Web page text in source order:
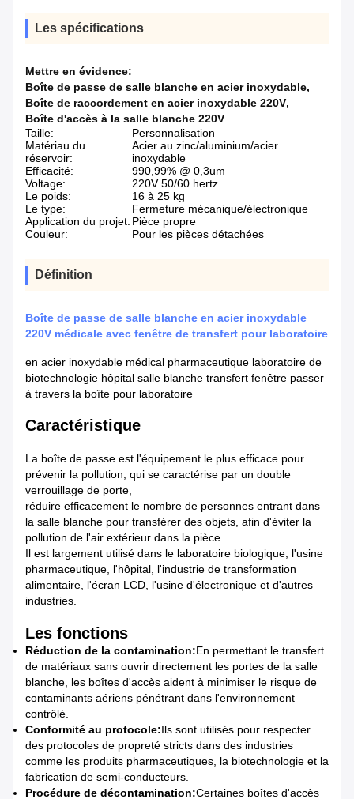
Les spécifications
Mettre en évidence:
Boîte de passe de salle blanche en acier inoxydable,
Boîte de raccordement en acier inoxydable 220V,
Boîte d'accès à la salle blanche 220V
Taille:
Personnalisation
Matériau du
réservoir:
Acier au zinc/aluminium/acier
inoxydable
Efficacité:
990,99% @ 0,3um
Voltage:
220V 50/60 hertz
Le poids:
16 à 25 kg
Le type:
Fermeture mécanique/électronique
Application du projet: Pièce propre
Couleur:
Pour les pièces détachées
Définition
Boîte de passe de salle blanche en acier inoxydable
220V médicale avec fenêtre de transfert pour laboratoire
en acier inoxydable médical pharmaceutique laboratoire de
biotechnologie hôpital salle blanche transfert fenêtre passer
à travers la boîte pour laboratoire
Caractéristique
La boîte de passe est l'équipement le plus efficace pour
prévenir la pollution, qui se caractérise par un double
verrouillage de porte,
réduire efficacement le nombre de personnes entrant dans
la salle blanche pour transférer des objets, afin d'éviter la
pollution de l'air extérieur dans la pièce.
Il est largement utilisé dans le laboratoire biologique, l'usine
pharmaceutique, l'hôpital, l'industrie de transformation
alimentaire, l'écran LCD, l'usine d'électronique et d'autres
industries.
Les fonctions
Réduction de la contamination:En permettant le transfert
de matériaux sans ouvrir directement les portes de la salle
blanche, les boîtes d'accès aident à minimiser le risque de
contaminants aériens pénétrant dans l'environnement
contrôlé.
Conformité au protocole:Ils sont utilisés pour respecter
des protocoles de propreté stricts dans des industries
comme les produits pharmaceutiques, la biotechnologie et la
fabrication de semi-conducteurs.
Procédure de décontamination:Certaines boîtes d'accès